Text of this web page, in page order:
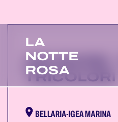
LA
NOTTE
ROSA
AIR SHOW
TRICOLORI
BELLARIA-IGEA MARINA